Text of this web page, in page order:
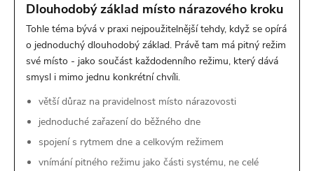
Dlouhodobý základ místo nárazového kroku
Tohle téma bývá v praxi nejpoužitelnější tehdy, když se opírá
o jednoduchý dlouhodobý základ. Právě tam má pitný režim
své místo - jako součást každodenního režimu, který dává
smysl i mimo jednu konkrétní chvíli.
větší důraz na pravidelnost místo nárazovosti
jednoduché zařazení do běžného dne
spojení s rytmem dne a celkovým režimem
vnímání pitného režimu jako části systému, ne celé